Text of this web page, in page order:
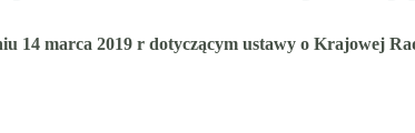
14 marca 2019 r dotyczącym ustawy o Krajowej